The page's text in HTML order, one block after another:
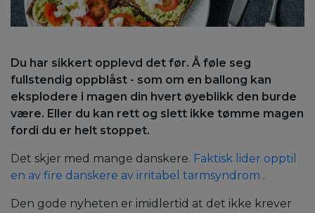
Du har sikkert opplevd det før. Å føle seg
fullstendig oppblåst - som om en ballong kan
eksplodere i magen din hvert øyeblikk den burde
være. Eller du kan rett og slett ikke tømme magen
fordi du er helt stoppet.
Det skjer med mange danskere. Faktisk lider opptil
en av fire danskere av irritabel tarmsyndrom .
Den gode nyheten er imidlertid at det ikke krever